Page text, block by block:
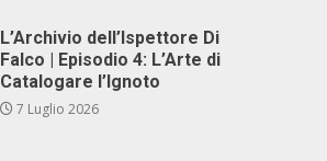
L’Archivio dell’Ispettore Di
Falco | Episodio 4: L’Arte di
Catalogare l’Ignoto
7 Luglio 2026